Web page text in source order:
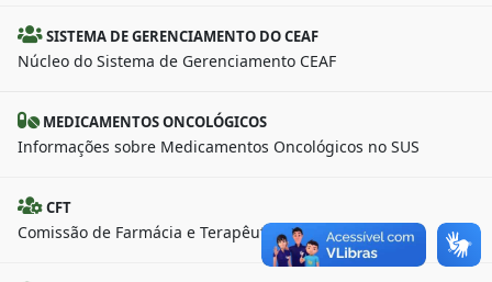
SISTEMA DE GERENCIAMENTO DO CEAF
Núcleo do Sistema de Gerenciamento CEAF
MEDICAMENTOS ONCOLÓGICOS
Informações sobre Medicamentos Oncológicos no SUS
CFT
Comissão de Farmácia e Terapêutica